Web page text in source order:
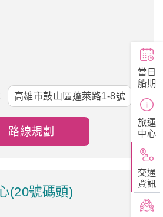
當日
船期
旅運
中心
交通
資訊
高雄市鼓山區蓬萊路1-8號
路線規劃
(20號碼頭)